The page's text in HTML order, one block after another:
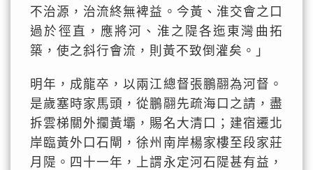
不治源，治流終無裨益。今黃、淮交會之口
過於徑直，應將河、淮之隄各迤東灣曲拓
築，使之斜行會流，則黃不致倒灌矣。」
明年，成龍卒，以兩江總督張鵬翮為河督。
是歲塞時家馬頭，從鵬翮先疏海口之請，盡
拆雲梯關外攔黃壩，賜名大清口；建宿遷北
岸臨黃外口石閘，徐州南岸楊家樓至段家莊
月隄。四十一年，上謂永定河石隄甚有益，